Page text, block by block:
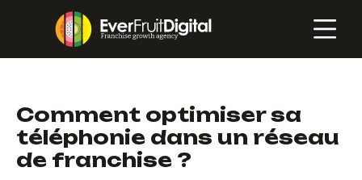
Comment optimiser sa
téléphonie dans un réseau
de franchise ?